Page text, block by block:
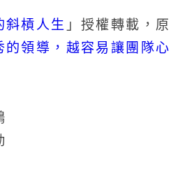
斜槓人生 」授權轉載，原
的領導，越容易讓團隊心